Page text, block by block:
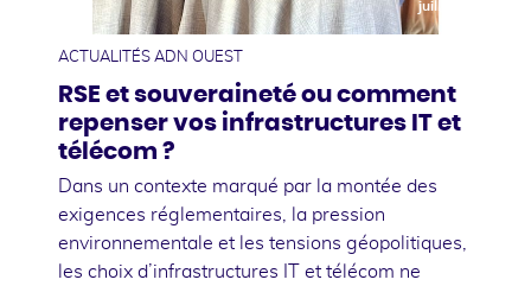
juillet
ACTUALITÉS ADN OUEST
RSE et souveraineté ou comment
repenser vos infrastructures IT et
télécom ?
Dans un contexte marqué par la montée des
exigences réglementaires, la pression
environnementale et les tensions géopolitiques,
les choix d’infrastructures IT et télécom ne